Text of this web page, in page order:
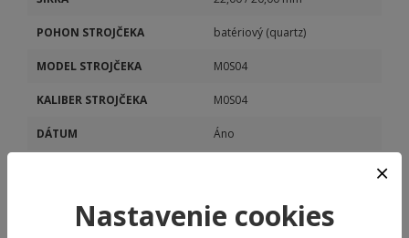
POHON STROJČEKA batériový (quartz)
MODEL STROJČEKA M0S04
KALIBER STROJČEKA M0S04
DÁTUM Áno
Nastavenie cookies